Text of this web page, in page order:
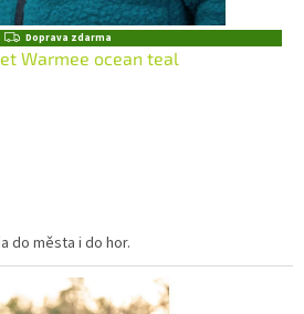
Z
D
A
Doprava zdarma
Warmee ocean teal
do města i do hor.